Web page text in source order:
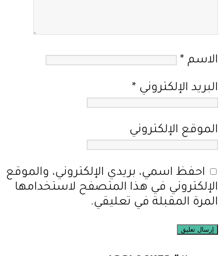
الاسم *
البريد الإلكتروني *
الموقع الإلكتروني
احفظ اسمي، بريدي الإلكتروني، والموقع
الإلكتروني في هذا المتصفح لاستخدامها
المرة المقبلة في تعليقي.